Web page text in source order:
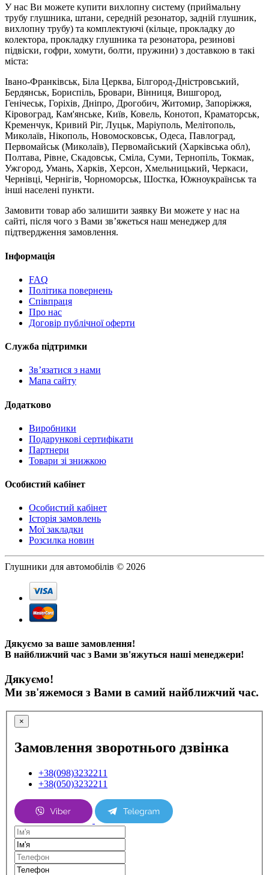
У нас Ви можете купити вихлопну систему (приймальну
трубу глушника, штани, середній резонатор, задній глушник,
вихлопну трубу) та комплектуючі (кільце, прокладку до
колектора, прокладку глушника та резонатора, резинові
підвіски, гофри, хомути, болти, пружини) з доставкою в такі
міста:
Івано-Франківськ, Біла Церква, Білгород-Дністровський,
Бердянськ, Бориспіль, Бровари, Вінниця, Вишгород,
Генічеськ, Горіхів, Дніпро, Дрогобич, Житомир, Запоріжжя,
Кіровоград, Кам'янське, Київ, Ковель, Конотоп, Краматорськ,
Кременчук, Кривий Ріг, Луцьк, Маріуполь, Мелітополь,
Миколаїв, Нікополь, Новомосковськ, Одеса, Павлоград,
Первомайськ (Миколаїв), Первомайський (Харківська обл),
Полтава, Рівне, Скадовськ, Сміла, Суми, Тернопіль, Токмак,
Ужгород, Умань, Харків, Херсон, Хмельницький, Черкаси,
Чернівці, Чернігів, Чорноморськ, Шостка, Южноукраїнськ та
інші населені пункти.
Замовити товар або залишити заявку Ви можете у нас на
сайті, після чого з Вами зв’яжеться наш менеджер для
підтвердження замовлення.
Інформація
FAQ
Політика повернень
Співпраця
Про нас
Договір публічної оферти
Служба підтримки
Зв’язатися з нами
Мапа сайту
Додатково
Виробники
Подарункові сертифікати
Партнери
Товари зі знижкою
Особистий кабінет
Особистий кабінет
Історія замовлень
Мої закладки
Розсилка новин
Глушники для автомобілів © 2026
Дякуємо за ваше замовлення!
В найближчий час з Вами зв'яжуться наші менеджери!
Дякуємо!
Ми зв'яжемося з Вами в самий найближчий час.
×
Замовлення зворотнього дзвінка
+38(098)3232211
+38(050)3232211